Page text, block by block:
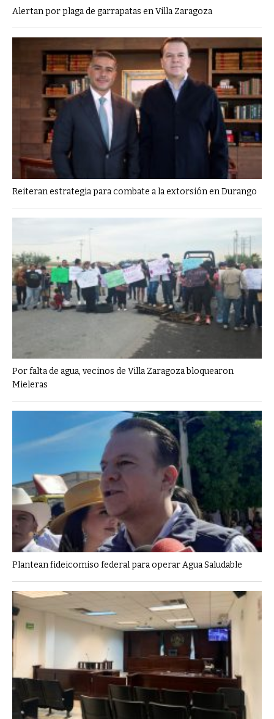
Alertan por plaga de garrapatas en Villa Zaragoza
Reiteran estrategia para combate a la extorsión en Durango
Por falta de agua, vecinos de Villa Zaragoza bloquearon
Mieleras
Plantean fideicomiso federal para operar Agua Saludable